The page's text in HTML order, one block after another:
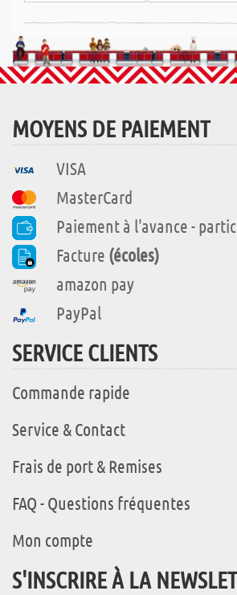
MOYENS DE PAIEMENT
VISA
MasterCard
Paiement à l'avance -
Facture (écoles)
amazon pay
PayPal
SERVICE CLIENTS
Commande rapide
Service & Contact
Frais de port & Remises
FAQ - Questions fréquentes
Mon compte
S'INSCRIRE À LA